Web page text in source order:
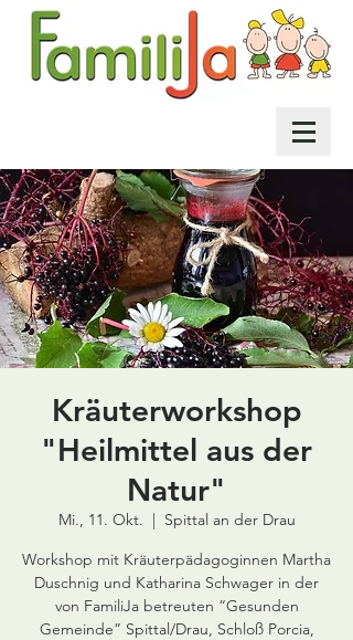
Kräuterworkshop
"Heilmittel aus der
Natur"
Mi., 11. Okt.
  |
Spittal an der Drau
Workshop mit Kräuterpädagoginnen Martha
Duschnig und Katharina Schwager in der
von FamiliJa betreuten “Gesunden
Gemeinde” Spittal/Drau, Schloß Porcia,